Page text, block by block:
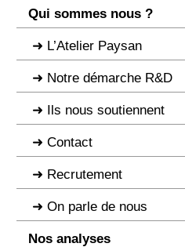
Qui sommes nous ?
L’Atelier Paysan
Notre démarche R&D
Ils nous soutiennent
Contact
Recrutement
On parle de nous
Nos analyses